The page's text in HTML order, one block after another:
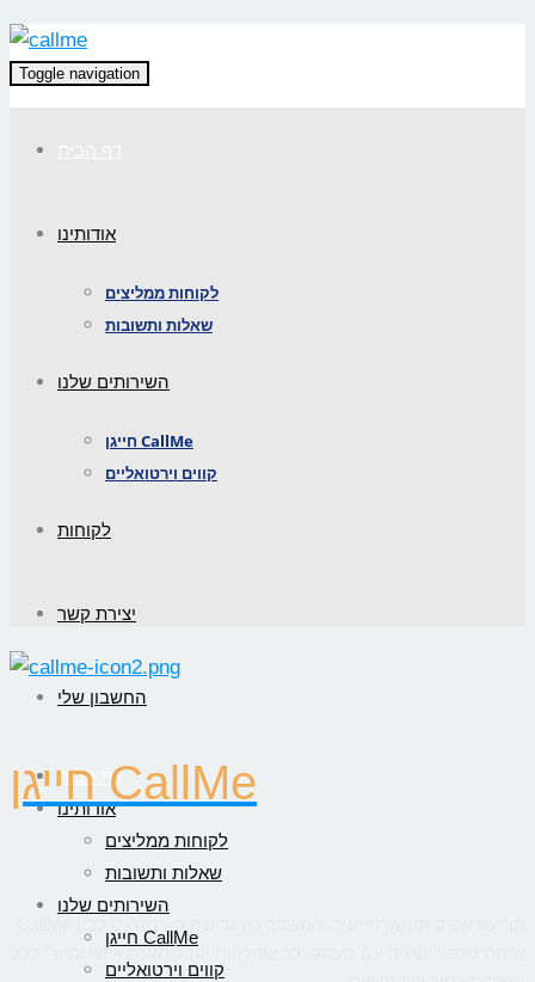
Toggle navigation
אודותינו
לקוחות ממליצים
שאלות ותשובות
השירותים שלנו
חייגן CallMe
קווים וירטואליים
לקוחות
יצירת קשר
החשבון שלי
דף הבית
אודותינו
לקוחות ממליצים
שאלות ותשובות
השירותים שלנו
חייגן CallMe
קווים וירטואליים
חייגן CallMe
שיחת טלפון ישירה עם העסק, כך שהלקוח יקבל מענה אישי ומיידי לכל